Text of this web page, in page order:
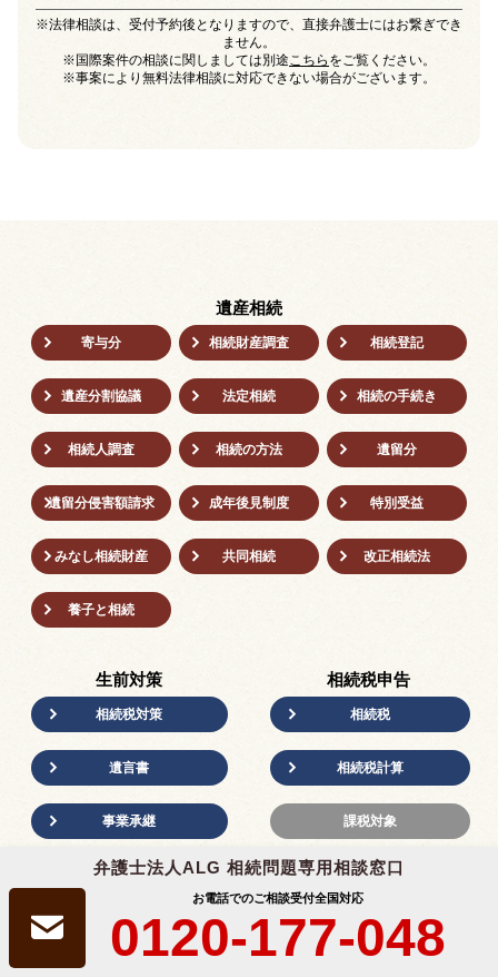
弁護士法人ALG 相続問題専用相談窓口
お電話でのご相談受付全国対応
0120-177-048
※法律相談は、受付予約後となりますので、直接弁護士にはお繋ぎでき
ません。
※国際案件の相談に関しましては別途 こちら をご覧ください。
※事案により無料法律相談に対応できない場合がございます。
遺産相続
寄与分 相続財産調査 相続登記
遺産分割協議 法定相続 相続の⼿続き
相続人調査 相続の方法 遺留分
遺留分侵害額請求 成年後⾒制度 特別受益
みなし相続財産 共同相続 改正相続法
養子と相続
生前対策
相続税対策
遺言書
事業承継
相続税申告
相続税
相続税計算
課税対象
法定相続 相続の方法
遺産分割協議